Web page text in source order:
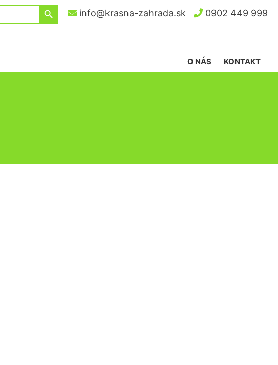
Search Button
info@krasna-zahrada.sk 0902 449 999
KONTAKT
O NÁS